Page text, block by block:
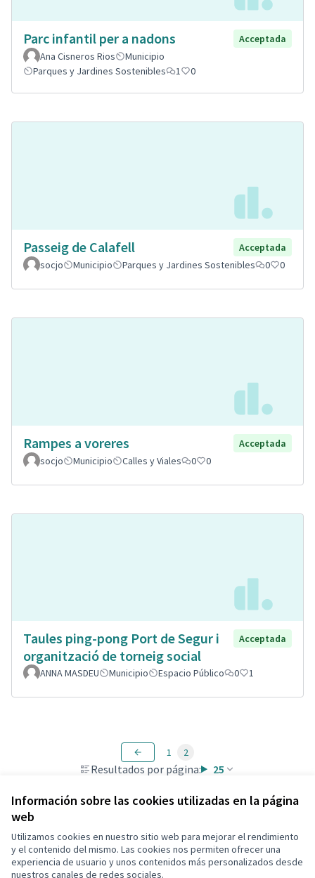
Información sobre las cookies utilizadas en la página
web
Utilizamos cookies en nuestro sitio web para mejorar el rendimiento
y el contenido del mismo. Las cookies nos permiten ofrecer una
experiencia de usuario y unos contenidos más personalizados desde
nuestros canales de redes sociales.
Parc infantil per a nadons
Acceptada
Ana Cisneros Rios
Municipio
Parques y Jardines Sostenibles
1 0
Passeig de Calafell
Acceptada
socjo
Municipio Parques y Jardines Sostenibles 0 0
Rampes a voreres
Acceptada
socjo
Municipio Calles y Viales 0 0
Taules ping-pong Port de Segur i
organització de torneig social
Acceptada
ANNA MASDEU Municipio Espacio Público 0 1
Resultados por página: 25
1 2
Términos y condiciones de uso
Configuración de cookies
Decidim Calafell en X
Decidim Calafell en Facebook
Decidim Calafell en YouTube
Decidim Calafell en GitHub